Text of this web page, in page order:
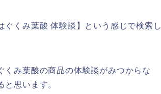
くみ葉酸 体験談】という感じで検索し
くみ葉酸の商品の体験談がみつからな
思います。